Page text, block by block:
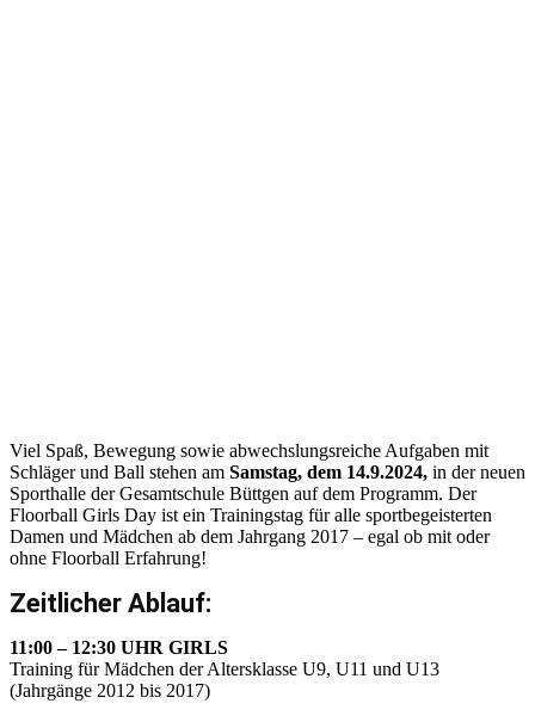
Viel Spaß, Bewegung sowie abwechslungsreiche Aufgaben mit
Schläger und Ball stehen am Samstag, dem 14.9.2024, in der neuen
Sporthalle der Gesamtschule Büttgen auf dem Programm. Der
Floorball Girls Day ist ein Trainingstag für alle sportbegeisterten
Damen und Mädchen ab dem Jahrgang 2017 – egal ob mit oder
ohne Floorball Erfahrung!
Zeitlicher Ablauf:
11:00 – 12:30 UHR GIRLS
Training für Mädchen der Altersklasse U9, U11 und U13
(Jahrgänge 2012 bis 2017)